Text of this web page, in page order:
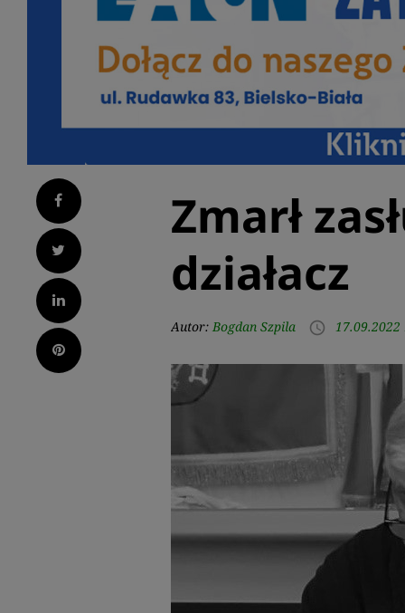
Facebook
Twitter
LinkedIn
Pinterest
Zmarł
działacz
Autor: Bogdan Szpila access_time 17.09.2022